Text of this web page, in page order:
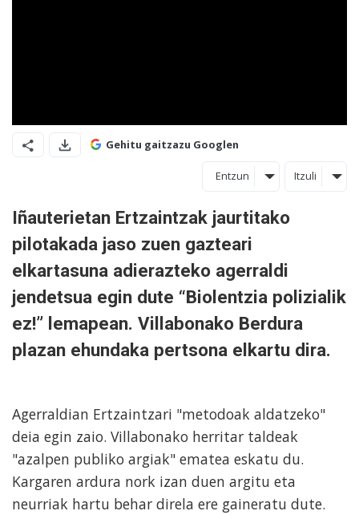
Gehitu gaitzazu Googlen
Entzun Itzuli
Iñauterietan Ertzaintzak jaurtitako
pilotakada jaso zuen gazteari
elkartasuna adierazteko agerraldi
jendetsua egin dute “Biolentzia polizialik
ez!” lemapean. Villabonako Berdura
plazan ehundaka pertsona elkartu dira.
Agerraldian Ertzaintzari "metodoak aldatzeko"
deia egin zaio. Villabonako herritar taldeak
"azalpen publiko argiak" ematea eskatu du.
Kargaren ardura nork izan duen argitu eta
neurriak hartu behar direla ere gaineratu dute.